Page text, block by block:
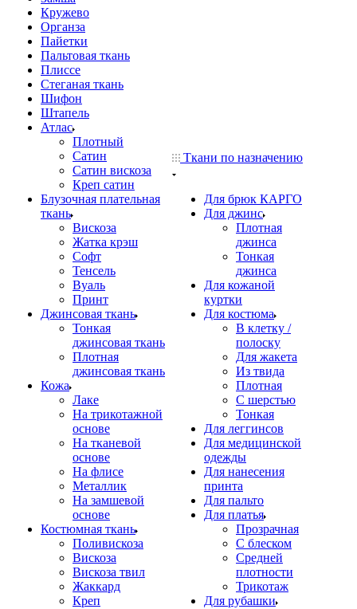
Кружево
Органза
Пайетки
Пальтовая ткань
Плиссе
Стеганая ткань
Шифон
Штапель
Атлас
Плотный
Сатин
Сатин вискоза
Креп сатин
Блузочная плательная
ткань
Вискоза
Жатка крэш
Софт
Тенсель
Вуаль
Принт
Джинсовая ткань
Тонкая
джинсовая ткань
Плотная
джинсовая ткань
Кожа
Лаке
На трикотажной
основе
На тканевой
основе
На флисе
Металлик
На замшевой
основе
Костюмная ткань
Поливискоза
Вискоза
Вискоза твил
Жаккард
Креп
Ткани по назначению
Для брюк КАРГО
Для джинс
Плотная
джинса
Тонкая
джинса
Для кожаной
куртки
Для костюма
В клетку /
полоску
Для жакета
Из твида
Плотная
С шерстью
Тонкая
Для леггинсов
Для медицинской
одежды
Для нанесения
принта
Для пальто
Для платья
Прозрачная
С блеском
Средней
плотности
Трикотаж
Для рубашки